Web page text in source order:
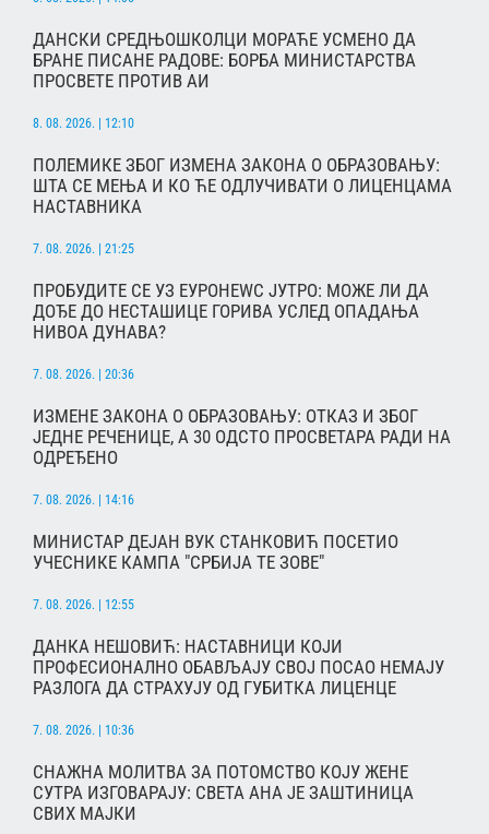
ДАНСКИ СРЕДЊОШКОЛЦИ МОРАЋЕ УСМЕНО ДА
БРАНЕ ПИСАНЕ РАДОВЕ: БОРБА МИНИСТАРСТВА
ПРОСВЕТЕ ПРОТИВ АИ
8. 08. 2026. | 12:10
ПОЛЕМИКЕ ЗБОГ ИЗМЕНА ЗАКОНА О ОБРАЗОВАЊУ:
ШТА СЕ МЕЊА И КО ЋЕ ОДЛУЧИВАТИ О ЛИЦЕНЦАМА
НАСТАВНИКА
7. 08. 2026. | 21:25
ПРОБУДИТЕ СЕ УЗ ЕУРОНЕWС ЈУТРО: МОЖЕ ЛИ ДА
ДОЂЕ ДО НЕСТАШИЦЕ ГОРИВА УСЛЕД ОПАДАЊА
НИВОА ДУНАВА?
7. 08. 2026. | 20:36
ИЗМЕНЕ ЗАКОНА О ОБРАЗОВАЊУ: ОТКАЗ И ЗБОГ
ЈЕДНЕ РЕЧЕНИЦЕ, А 30 ОДСТО ПРОСВЕТАРА РАДИ НА
ОДРЕЂЕНО
7. 08. 2026. | 14:16
МИНИСТАР ДЕЈАН ВУК СТАНКОВИЋ ПОСЕТИО
УЧЕСНИКЕ КАМПА "СРБИЈА ТЕ ЗОВЕ"
7. 08. 2026. | 12:55
ДАНКА НЕШОВИЋ: НАСТАВНИЦИ КОЈИ
ПРОФЕСИОНАЛНО ОБАВЉАЈУ СВОЈ ПОСАО НЕМАЈУ
РАЗЛОГА ДА СТРАХУЈУ ОД ГУБИТКА ЛИЦЕНЦЕ
7. 08. 2026. | 10:36
СНАЖНА МОЛИТВА ЗА ПОТОМСТВО КОЈУ ЖЕНЕ
СУТРА ИЗГОВАРАЈУ: СВЕТА АНА ЈЕ ЗАШТИНИЦА
СВИХ МАЈКИ